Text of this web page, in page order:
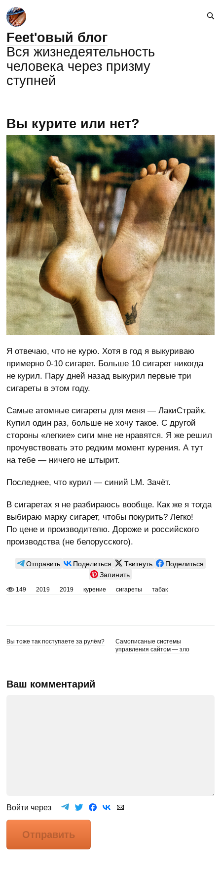
Feet'овый блог
Вся жизнедеятельность
человека через призму
ступней
Вы курите или нет?
Я отвечаю, что не курю. Хотя в год я выкуриваю
примерно 0-10 сигарет. Больше 10 сигарет никогда
не курил. Пару дней назад выкурил первые три
сигареты в этом году.
Самые атомные сигареты для меня — ЛакиСтрайк.
Купил один раз, больше не хочу такое. С другой
стороны «легкие» сиги мне не нравятся. Я же решил
прочувствовать это редким момент курения. А тут
на тебе — ничего не штырит.
Последнее, что курил — синий LM. Зачёт.
В сигаретах я не разбираюсь вообще. Как же я тогда
выбираю марку сигарет, чтобы покурить? Легко!
По цене и производителю. Дороже и российского
производства (не белорусского).
Отправить Поделиться Твитнуть
Поделиться
Запинить
149 2019 2019 курение сигареты табак
Вы тоже так поступаете за рулём?
Самописаные системы
управления сайтом — зло
Ваш комментарий
Войти через
Отправить